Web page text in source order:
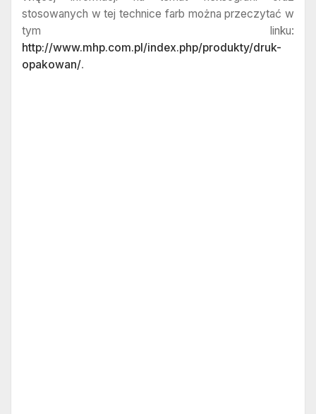
stosowanych w tej technice farb można przeczytać w
tym linku:
http://www.mhp.com.pl/index.php/produkty/druk-
opakowan/.